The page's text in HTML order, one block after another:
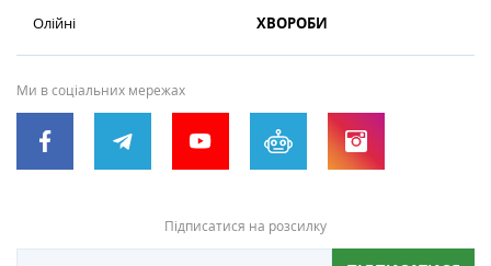
Олійні
ХВОРОБИ
Ми в соціальних мережах
Підписатися на розсилку